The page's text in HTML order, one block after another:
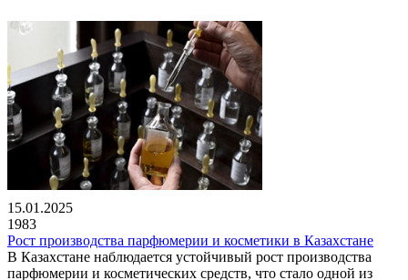
15.01.2025
1983
Рост производства парфюмерии и косметики в Казахстане
В Казахстане наблюдается устойчивый рост производства
парфюмерии и косметических средств, что стало одной из